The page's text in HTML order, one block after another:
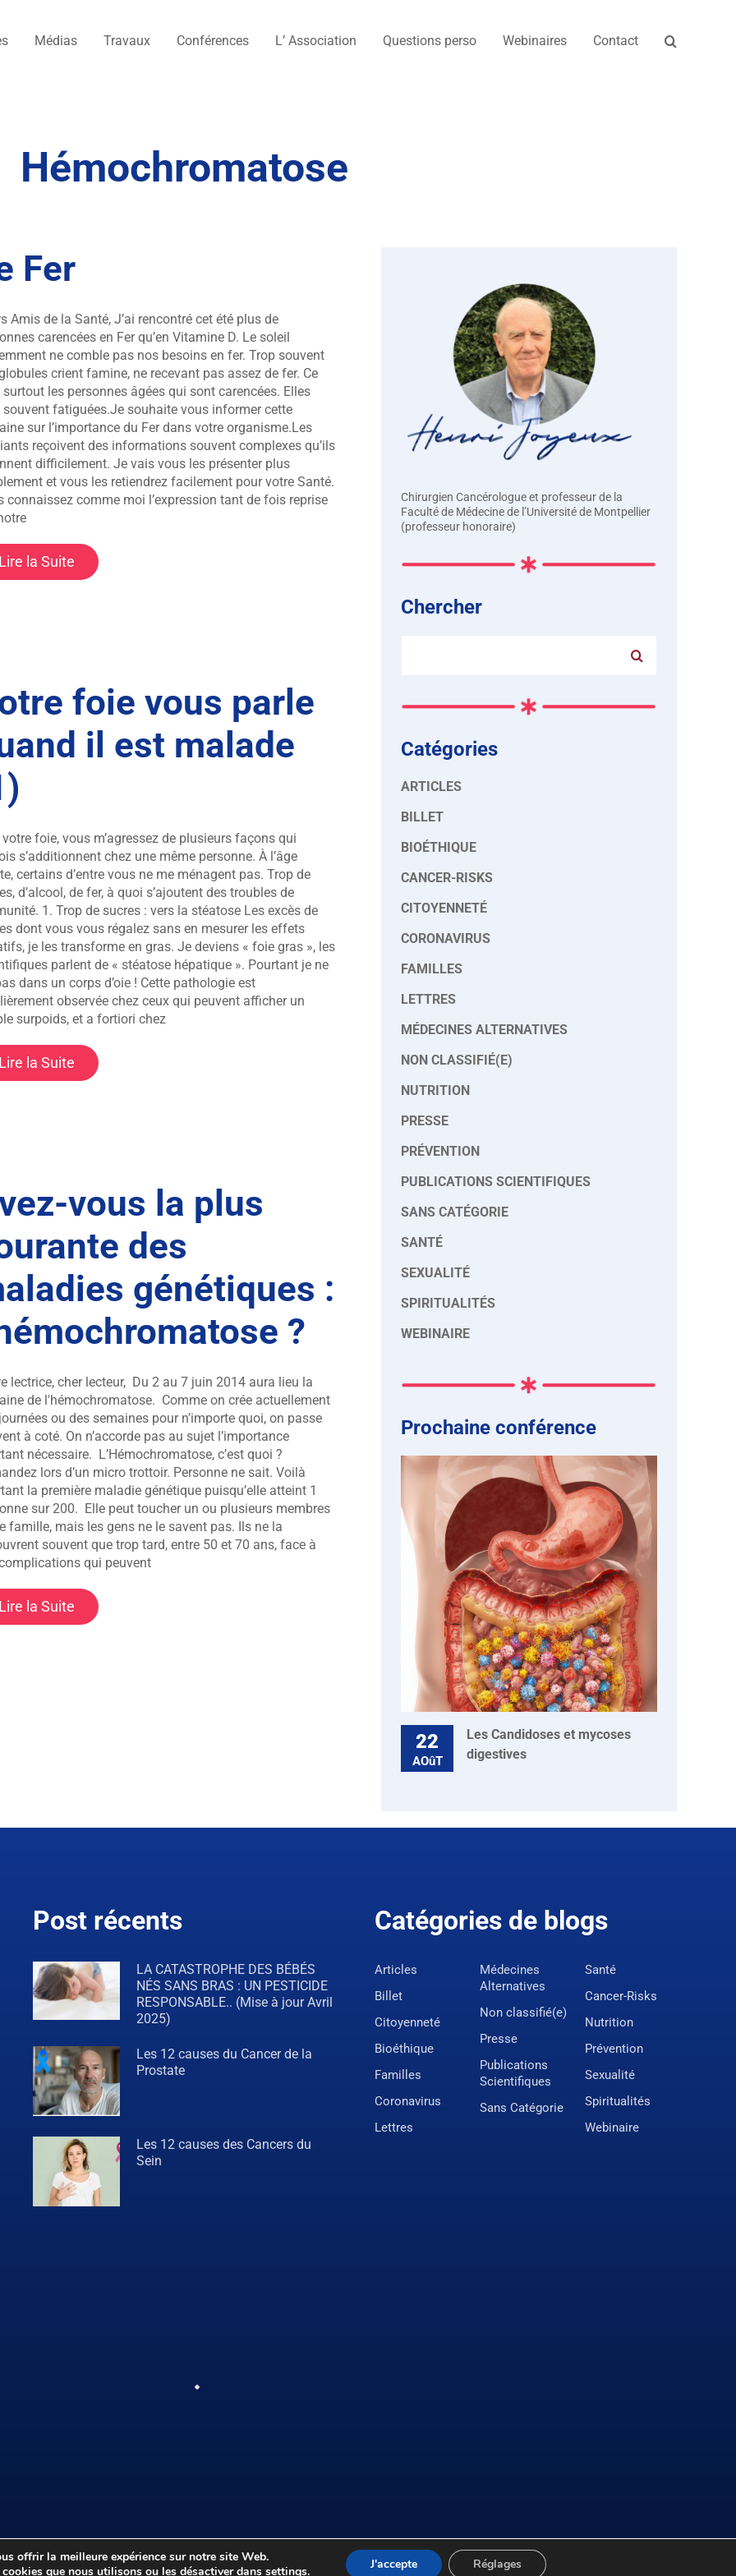
Médias Travaux Conférences L’ Association Questions perso Webinaires Contact
Hémochromatose
Fer
Amis de la Santé, J’ai rencontré cet été plus de
carencées en Fer qu’en Vitamine D. Le soleil
ne comble pas nos besoins en fer. Trop souvent
crient famine, ne recevant pas assez de fer. Ce
surtout les personnes âgées qui sont carencées. Elles
souvent fatiguées.Je souhaite vous informer cette
sur l’importance du Fer dans votre organisme.Les
reçoivent des informations souvent complexes qu’ils
difficilement. Je vais vous les présenter plus
et vous les retiendrez facilement pour votre Santé.
connaissez comme moi l’expression tant de fois reprise
Lire la Suite
foie vous parle
il est malade
foie, vous m’agressez de plusieurs façons qui
s’additionnent chez une même personne. À l’âge
certains d’entre vous ne me ménagent pas. Trop de
d’alcool, de fer, à quoi s’ajoutent des troubles de
1. Trop de sucres : vers la stéatose Les excès de
dont vous vous régalez sans en mesurer les effets
je les transforme en gras. Je deviens « foie gras », les
parlent de « stéatose hépatique ». Pourtant je ne
dans un corps d’oie ! Cette pathologie est
observée chez ceux qui peuvent afficher un
surpoids, et a fortiori chez
Lire la Suite
vous la plus
des
génétiques :
?
lectrice, cher lecteur, Du 2 au 7 juin 2014 aura lieu la
de l'hémochromatose. Comme on crée actuellement
ou des semaines pour n’importe quoi, on passe
à coté. On n’accorde pas au sujet l’importance
nécessaire. L’Hémochromatose, c’est quoi ?
lors d’un micro trottoir. Personne ne sait. Voilà
la première maladie génétique puisqu’elle atteint 1
sur 200. Elle peut toucher un ou plusieurs membres
famille, mais les gens ne le savent pas. Ils ne la
souvent que trop tard, entre 50 et 70 ans, face à
qui peuvent
Lire la Suite
Chirurgien Cancérologue et professeur de la
Faculté de Médecine de l’Université de Montpellier
(professeur honoraire)
Chercher
Catégories
ARTICLES
BILLET
BIOÉTHIQUE
CANCER-RISKS
CITOYENNETÉ
CORONAVIRUS
FAMILLES
LETTRES
MÉDECINES ALTERNATIVES
NON CLASSIFIÉ(E)
NUTRITION
PRESSE
PRÉVENTION
PUBLICATIONS SCIENTIFIQUES
SANS CATÉGORIE
SANTÉ
SEXUALITÉ
SPIRITUALITÉS
WEBINAIRE
Prochaine conférence
22
AOûT
Les Candidoses et mycoses
digestives
Post récents
LA CATASTROPHE DES BÉBÉS
NÉS SANS BRAS : UN PESTICIDE
RESPONSABLE.. (Mise à jour Avril
2025)
Les 12 causes du Cancer de la
Prostate
Les 12 causes des Cancers du
Sein
Catégories de blogs
Articles
Billet
Citoyenneté
Bioéthique
Familles
Coronavirus
Lettres
Médecines
Alternatives
Non classifié(e)
Presse
Publications
Scientifiques
Sans Catégorie
Santé
Cancer-Risks
Nutrition
Prévention
Sexualité
Spiritualités
Webinaire
Familles Santé Prévention
offrir la meilleure expérience sur notre site Web.
que nous utilisons ou les désactiver dans settings. J'accepte Réglages